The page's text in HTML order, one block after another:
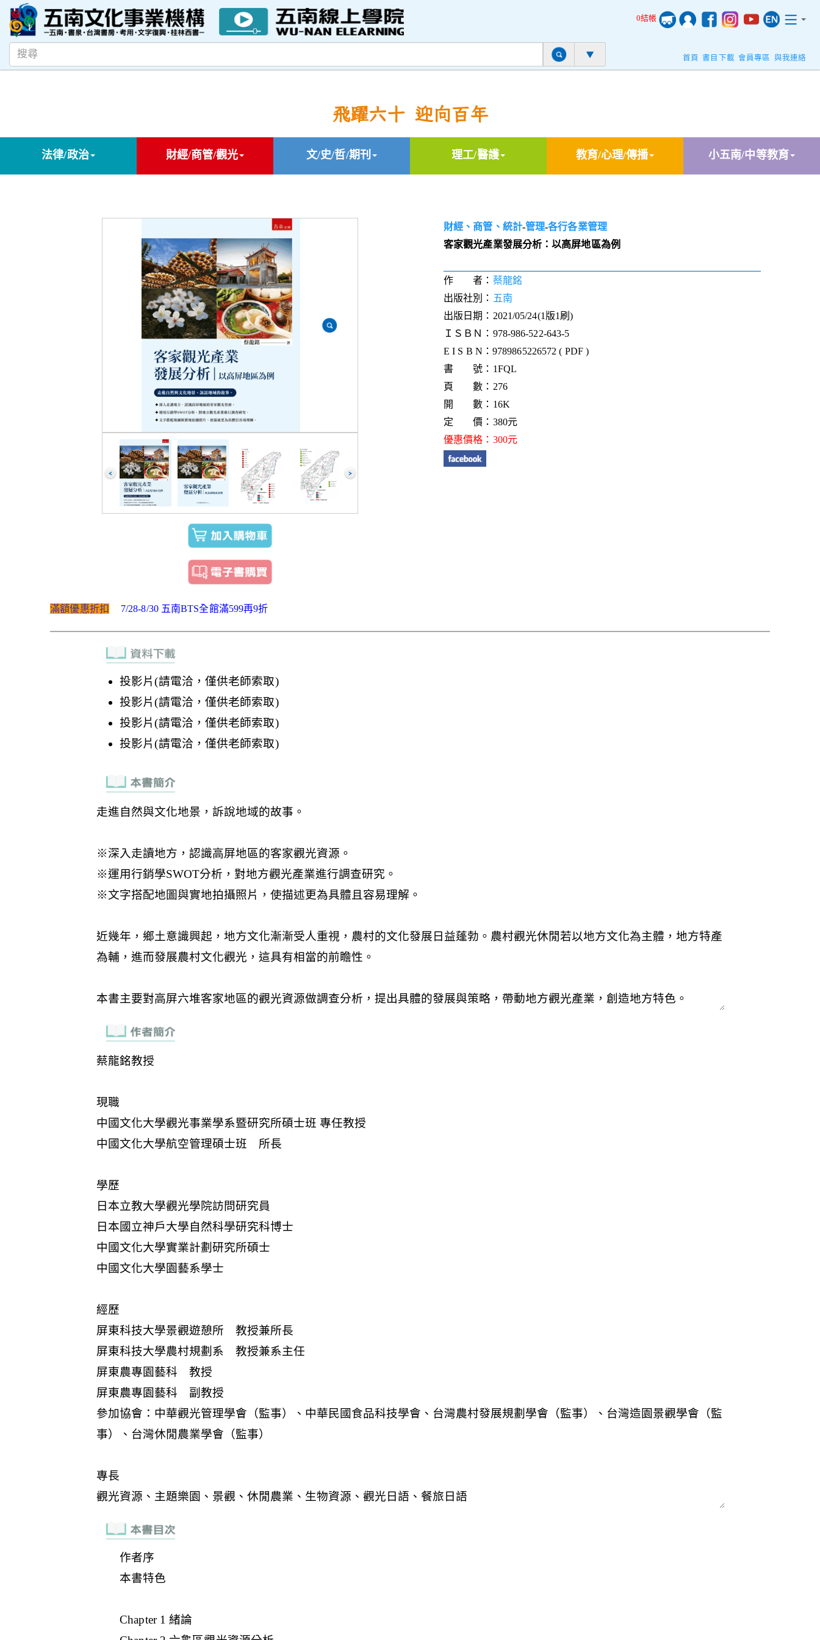
0結帳
首頁 書目下載 會員專區 與我連絡
飛躍六十 迎向百年
法律/政治 財經/商管/觀光 文/史/哲/期刊 理工/醫護 教育/心理/傳播 小五南/中等教育
財經、商管、統計-管理-各行各業管理
客家觀光產業發展分析：以高屏地區為例
作 者： 蔡龍銘
出版社別： 五南
出版日期：2021/05/24(1版1刷)
ＩＳＢＮ：978-986-522-643-5
E I S B N：9789865226572 ( PDF )
書 號：1FQL
頁 數：276
開 數：16K
定 價：380元
優惠價格：300元
滿額優惠折扣 7/28-8/30 五南BTS全館滿599再9折
投影片(請電洽，僅供老師索取)
投影片(請電洽，僅供老師索取)
投影片(請電洽，僅供老師索取)
投影片(請電洽，僅供老師索取)
作者序
本書特色
Chapter 1 緒論